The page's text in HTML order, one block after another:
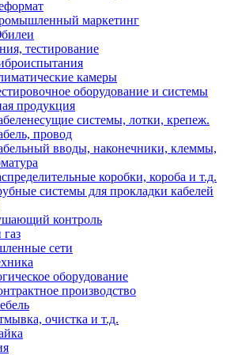
маркетинг
тестирование
камеры
оборудование и системы
продукция
системы, лотки, крепеж.
провод
вводы, наконечники, клеммы,
коробки, короба и т.д.
системы для прокладки кабелей
контроль
сети
оборудование
производство
очистка и т.д.